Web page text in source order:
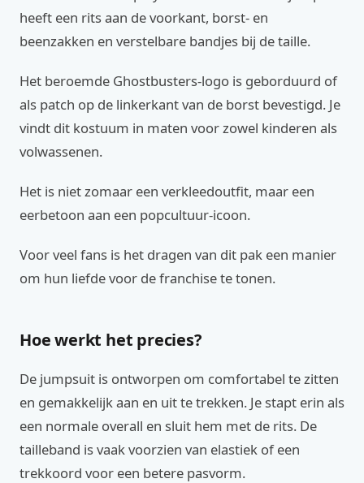
heeft een rits aan de voorkant, borst- en
beenzakken en verstelbare bandjes bij de taille.
Het beroemde Ghostbusters-logo is geborduurd of
als patch op de linkerkant van de borst bevestigd. Je
vindt dit kostuum in maten voor zowel kinderen als
volwassenen.
Het is niet zomaar een verkleedoutfit, maar een
eerbetoon aan een popcultuur-icoon.
Voor veel fans is het dragen van dit pak een manier
om hun liefde voor de franchise te tonen.
Hoe werkt het precies?
De jumpsuit is ontworpen om comfortabel te zitten
en gemakkelijk aan en uit te trekken. Je stapt erin als
een normale overall en sluit hem met de rits. De
tailleband is vaak voorzien van elastiek of een
trekkoord voor een betere pasvorm.